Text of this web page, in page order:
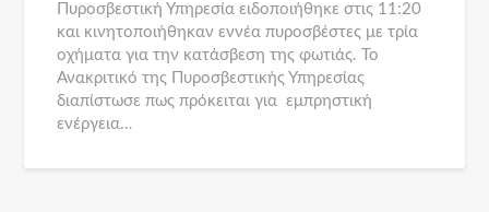
Πυροσβεστική Υπηρεσία ειδοποιήθηκε στις 11:20
και κινητοποιήθηκαν εννέα πυροσβέστες με τρία
οχήματα για την κατάσβεση της φωτιάς. Το
Ανακριτικό της Πυροσβεστικής Υπηρεσίας
διαπίστωσε πως πρόκειται για εμπρηστική
ενέργεια…